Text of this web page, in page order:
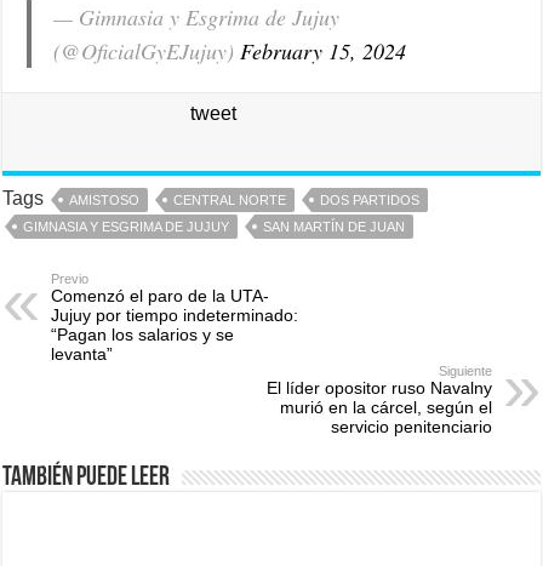
— Gimnasia y Esgrima de Jujuy
(@OficialGyEJujuy) February 15, 2024
tweet
Tags AMISTOSO CENTRAL NORTE
DOS PARTIDOS
GIMNASIA Y ESGRIMA DE JUJUY
SAN MARTÍN DE JUAN
Previo
Comenzó el paro de la UTA-
Jujuy por tiempo indeterminado:
“Pagan los salarios y se
levanta”
Siguiente
El líder opositor ruso Navalny
murió en la cárcel, según el
servicio penitenciario
También puede leer